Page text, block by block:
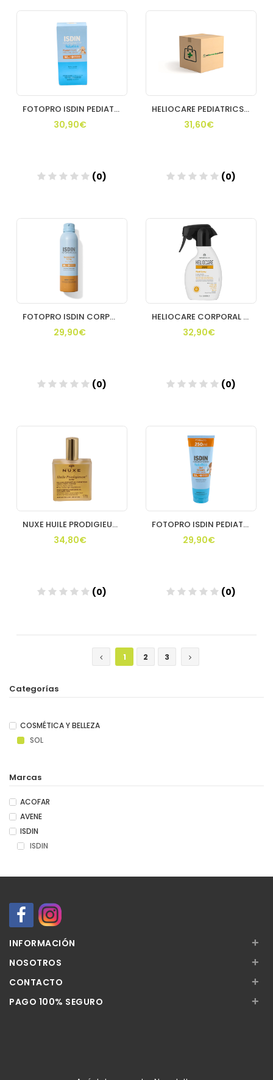
FOTOPRO ISDIN PEDIATRICS FUSION MINERAL SPF50+
30,90€
(0)
Añadir
HELIOCARE PEDIATRICS 360 LOTION 200 ML
31,60€
(0)
Añadir
FOTOPRO ISDIN CORPORAL 50+ SPRAY TRANS WET 250ML
29,90€
(0)
HELIOCARE CORPORAL 360 SPRAY 250 ML
32,90€
(0)
Añadir
NUXE HUILE PRODIGIEUSE RICHE 100 ML
34,80€
(0)
FOTOPRO ISDIN PEDIATRICS GEL CREMA 50+150 ML
29,90€
(0)
1
2 3
Categorías
COSMÉTICA Y BELLEZA
SOL
Marcas
ACOFAR
AVENE
ISDIN
ISDIN
INFORMACIÓN +
NOSOTROS +
CONTACTO +
PAGO 100% SEGURO +